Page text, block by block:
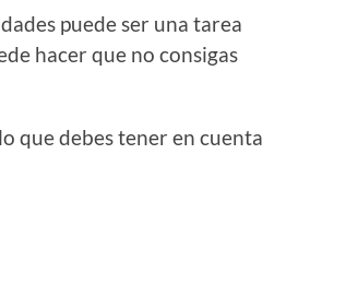
puede ser una tarea
hacer que no consigas
que debes tener en cuenta